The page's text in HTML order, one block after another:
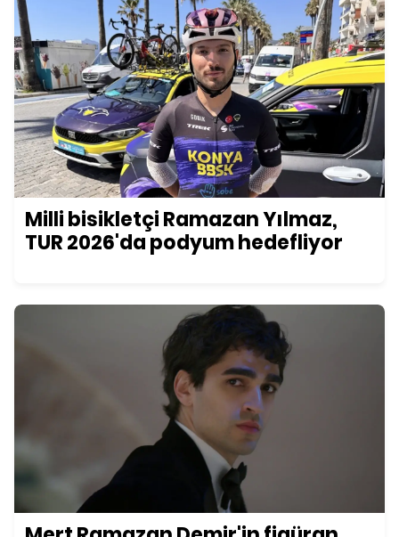
Milli bisikletçi Ramazan Yılmaz,
TUR 2026'da podyum hedefliyor